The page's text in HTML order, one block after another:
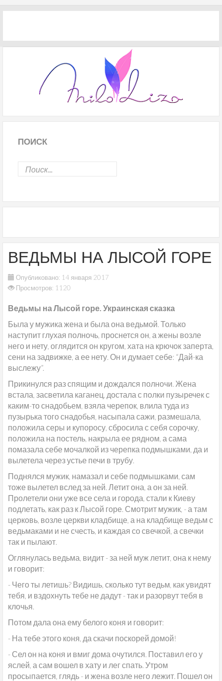
ПОИСК
ВЕДЬМЫ НА ЛЫСОЙ ГОРЕ
Опубликовано: 14 января 2017
Просмотров: 1120
Ведьмы на Лысой горе. Украинская сказка
Была у мужика жена и была она ведьмой. Только
наступит глухая полночь, проснется он, а жены возле
него и нету, оглядится он кругом, хата на крючок заперта,
сени на задвижке, а ее нету. Он и думает себе: “Дай-ка
выслежу”.
Прикинулся раз спящим и дождался полночи. Жена
встала, засветила каганец, достала с полки пузыречек с
каким-то снадобьем, взяла черепок, влила туда из
пузырька того снадобья, насыпала сажи, размешала,
положила серы и купоросу, сбросила с себя сорочку,
положила на постель, накрыла ее рядном, а сама
помазала себе мочалкой из черепка подмышками, да и
вылетела через устье печи в трубу.
Поднялся мужик, намазал и себе подмышками, сам
тоже вылетел вслед за ней. Летит она, а он за ней.
Пролетели они уже все села и города, стали к Киеву
подлетать, как раз к Лысой горе. Смотрит мужик, - а там
церковь, возле церкви кладбище, а на кладбище ведьм с
ведьмаками и не счесть, и каждая со свечкой, а свечки
так и пылают.
Оглянулась ведьма, видит - за ней муж летит, она к нему
и говорит:
- Чего ты летишь? Видишь, сколько тут ведьм, как увидят
тебя, и вздохнуть тебе не дадут - так и разорвут тебя в
клочья.
Потом дала она ему белого коня и говорит:
- На тебе этого коня, да скачи поскорей домой!
- Сел он на коня и вмиг дома очутился. Поставил его у
яслей, а сам вошел в хату и лег спать. Утром
просыпается, глядь - и жена возле него лежит. Пошел он